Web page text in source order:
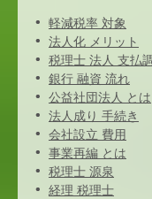
軽減税率 対象
法人化 メリット
税理士 法人 支払
銀行 融資 流れ
公益社団法人 とは
法人成り 手続き
会社設立 費用
事業再編 とは
税理士 源泉
経理 税理士